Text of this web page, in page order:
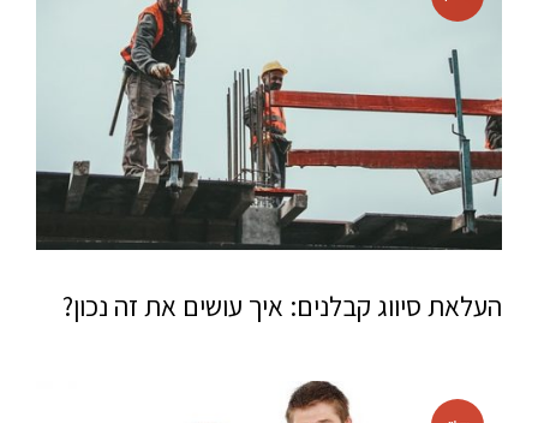
העלאת סיווג קבלנים: איך עושים את זה נכון?